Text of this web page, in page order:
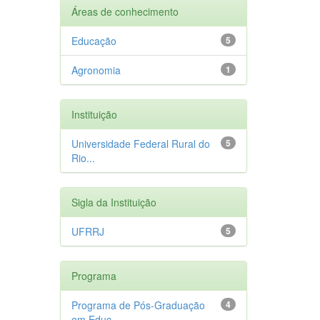
Áreas de conhecimento
5
Educação
1
Agronomia
Instituição
5
Universidade Federal Rural do
Rio...
Sigla da Instituição
5
UFRRJ
Programa
4
Programa de Pós-Graduação